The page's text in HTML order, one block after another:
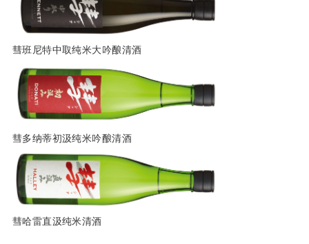
彗班尼特中取纯米大吟酿清酒
彗多纳蒂初汲纯米吟酿清酒
彗哈雷直汲纯米清酒